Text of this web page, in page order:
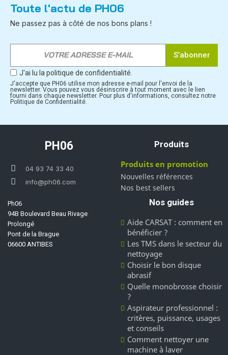
Toute l'actu de PH06
Ne passez pas à côté de nos bons plans !
S’abonner
J'ai lu la politique de confidentialité.
J'accepte que PH06 utilise mon adresse e-mail pour l'envoi de la
newsletter. Vous pouvez vous désinscrire à tout moment avec le lien
fourni dans chaque newsletter. Pour plus d'informations, consultez notre
Politique de Confidentialité.
PH06
04 93 74 33 40
info@ph06.com
Ph06
94B Boulevard Beau Rivage
Prolongé
Pont de la Brague
06600 ANTIBES
Produits
Produits en promotion
Nouvelles références
Nos best sellers
Nos guides
Aide CARSAT : comment en
bénéficier ?
Les TMS dans le secteur du
nettoyage
Choisir le bon disque
abrasif
Quelle monobrosse choisir
?
Aspirateur professionnel :
critères, puissance, usages
et conseils
Comment nettoyer une
machine à laver